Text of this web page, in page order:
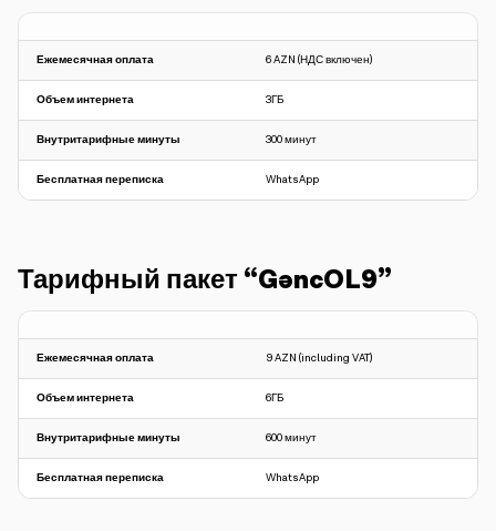
Ежемесячная оплата 6 AZN (НДС включен)
Объем интернета 3ГБ
Внутритарифные минуты 300 минут
Бесплатная переписка WhatsApp
Тарифный пакет “GəncOL9”
Ежемесячная оплата 9 AZN (including VAT)
Объем интернета 6ГБ
Внутритарифные минуты 600 минут
Бесплатная переписка WhatsApp